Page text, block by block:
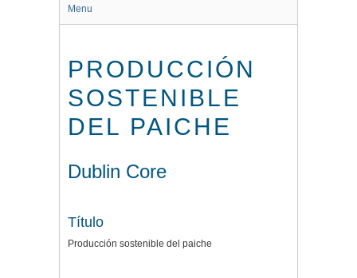
Menu
PRODUCCIÓN
SOSTENIBLE
DEL PAICHE
Dublin Core
Título
Producción sostenible del paiche